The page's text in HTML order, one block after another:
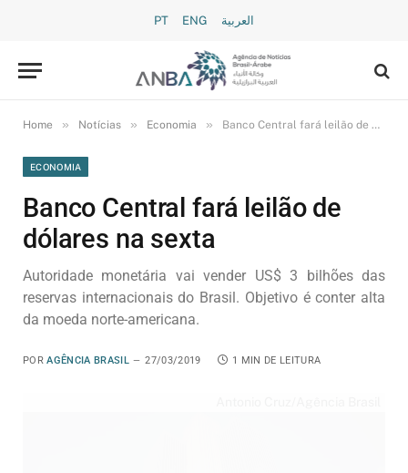
PT ENG العربية
Home » Notícias » Economia » Banco Central fará leilão de dólares na sexta
ECONOMIA
Banco Central fará leilão de
dólares na sexta
Autoridade monetária vai vender US$ 3 bilhões das
reservas internacionais do Brasil. Objetivo é conter alta
da moeda norte-americana.
POR AGÊNCIA BRASIL 27/03/2019 1 MIN DE LEITURA